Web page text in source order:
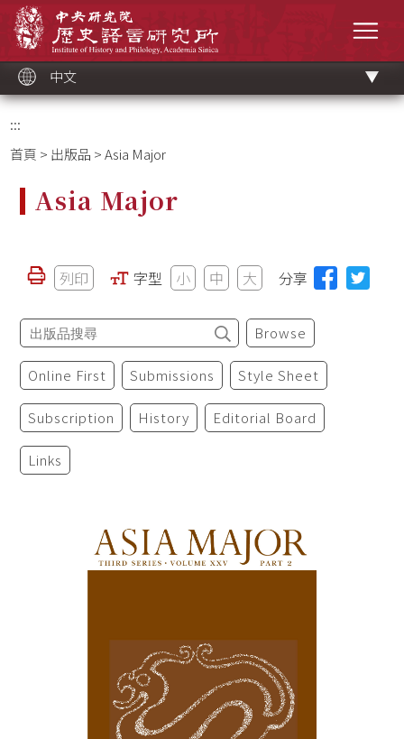
中文
:::
首頁 > 出版品 > Asia Major
Asia Major
列印 字型 小 中 大 分享
Browse
Online First Submissions Style Sheet
Subscription History Editorial Board
Links